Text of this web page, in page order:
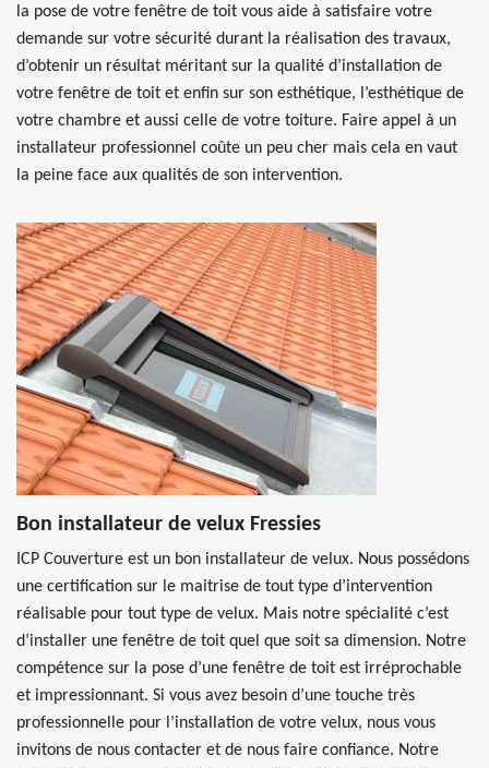
la pose de votre fenêtre de toit vous aide à satisfaire votre
demande sur votre sécurité durant la réalisation des travaux,
d’obtenir un résultat méritant sur la qualité d’installation de
votre fenêtre de toit et enfin sur son esthétique, l’esthétique de
votre chambre et aussi celle de votre toiture. Faire appel à un
installateur professionnel coûte un peu cher mais cela en vaut
la peine face aux qualités de son intervention.
Bon installateur de velux Fressies
ICP Couverture est un bon installateur de velux. Nous possédons
une certification sur le maitrise de tout type d’intervention
réalisable pour tout type de velux. Mais notre spécialité c’est
d’installer une fenêtre de toit quel que soit sa dimension. Notre
compétence sur la pose d’une fenêtre de toit est irréprochable
et impressionnant. Si vous avez besoin d’une touche très
professionnelle pour l’installation de votre velux, nous vous
invitons de nous contacter et de nous faire confiance. Notre